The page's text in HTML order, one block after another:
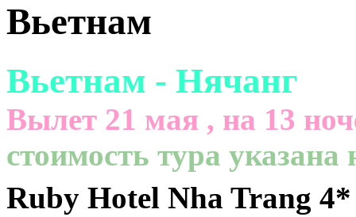
Вьетнам
Вьетнам - Нячанг
Вылет 21 мая , на 13
cтоимость тура
Ruby Hotel Nha Trang